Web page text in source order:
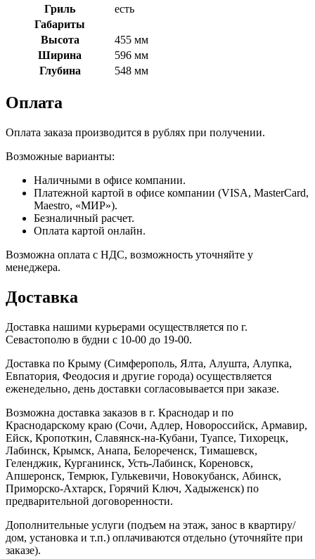
Гриль
есть
Габариты
Высота
455 мм
Ширина
596 мм
Глубина
548 мм
Оплата
Оплата заказа производится в рублях при получении.
Возможные варианты:
Наличными в офисе компании.
Платежной картой в офисе компании (VISA, MasterCard,
Maestro, «МИР»).
Безналичный расчет.
Оплата картой онлайн.
Возможна оплата с НДС, возможность уточняйте у
менеджера.
Доставка
Доставка нашими курьерами осуществляется по г.
Севастополю в будни с 10-00 до 19-00.
Доставка по Крыму (Симферополь, Ялта, Алушта, Алупка,
Евпатория, Феодосия и другие города) осуществляется
еженедельно, день доставки согласовывается при заказе.
Возможна доставка заказов в г. Краснодар и по
Краснодарскому краю (Сочи, Адлер, Новороссийск, Армавир,
Ейск, Кропоткин, Славянск-на-Кубани, Туапсе, Тихорецк,
Лабинск, Крымск, Анапа, Белореченск, Тимашевск,
Геленджик, Курганинск, Усть-Лабинск, Кореновск,
Апшеронск, Темрюк, Гулькевичи, Новокубанск, Абинск,
Приморско-Ахтарск, Горячий Ключ, Хадыженск) по
предварительной договоренности.
Дополнительные услуги (подъем на этаж, занос в квартиру/
дом, установка и т.п.) оплачиваются отдельно (уточняйте при
заказе).